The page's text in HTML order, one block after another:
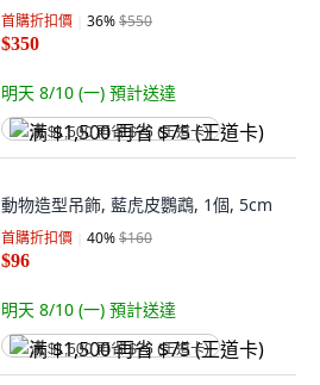
首購折扣價 36%$550
$350
明天 8/10 (一) 預計送達
满 $1,500 再省 $75 (王道卡)
動物造型吊飾, 藍虎皮鸚鵡, 1個, 5cm
首購折扣價 40%$160
$96
明天 8/10 (一) 預計送達
满 $1,500 再省 $75 (王道卡)